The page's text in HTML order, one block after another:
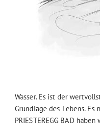
Wasser. Es ist der
Grundlage des Lebens. Es
PRIESTEREGG BAD